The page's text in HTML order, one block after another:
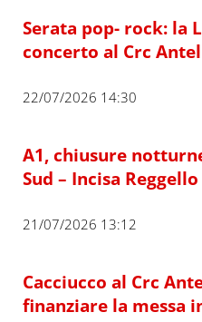
Serata pop- rock: la
concerto al Crc
22/07/2026 14:30
A1, chiusure
Sud – Incisa Reggello
21/07/2026 13:12
Cacciucco al Crc
finanziare la messa